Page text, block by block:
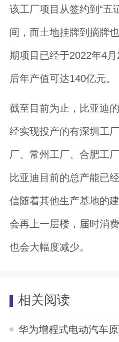
该工厂项目从签约到“五
间，而土地挂牌到摘牌
期项目已经于2022年4
后年产值可达140亿元。
截至目前为止，比亚迪
经实现投产的有深圳工
厂、常州工厂、合肥工
比亚迪目前的总产能已
信随着其他生产基地的
会再上一层楼，届时消
也会大幅度减少。
相关阅读
华为增程式电动汽车原理 华